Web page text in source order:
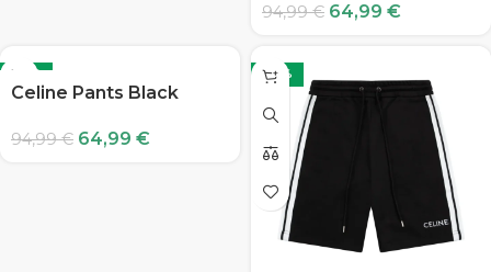
94,99€ 64,99 €
-32%
Celine Pants Black
94,99€ 64,99 €
-32%